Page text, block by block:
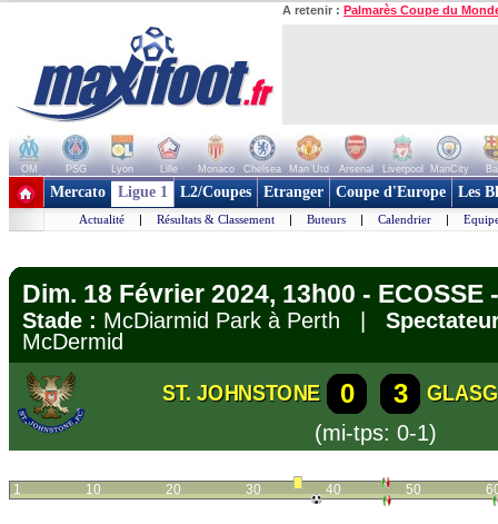
A retenir : Palmarès Coupe du
OM PSG Lyon Lille Monaco Chelsea Man Utd Arsenal Liverpool ManCity
+ de clubs
Mercato Ligue 1 L2/Coupes Etranger Coupe d'Europe Les
Actualité | Résultats & Classement | Buteurs | Calendrier |
Dim. 18 Février 2024, 13h00 - ECOSSE
Stade : McDiarmid Park à Perth |
McDermid
ST. JOHNSTONE 0 3
(mi-tps: 0-1)
1 10 20 30 40 50